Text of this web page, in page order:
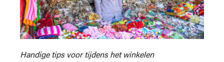
Handige tips voor tijdens het winkelen